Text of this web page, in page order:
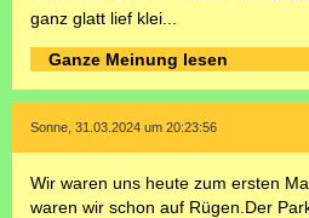
ganz glatt lief klei...
Ganze Meinung lesen
Sonne, 31.03.2024 um 20:23:56
Wir waren uns heute zum ersten
waren wir schon auf Rügen.Der